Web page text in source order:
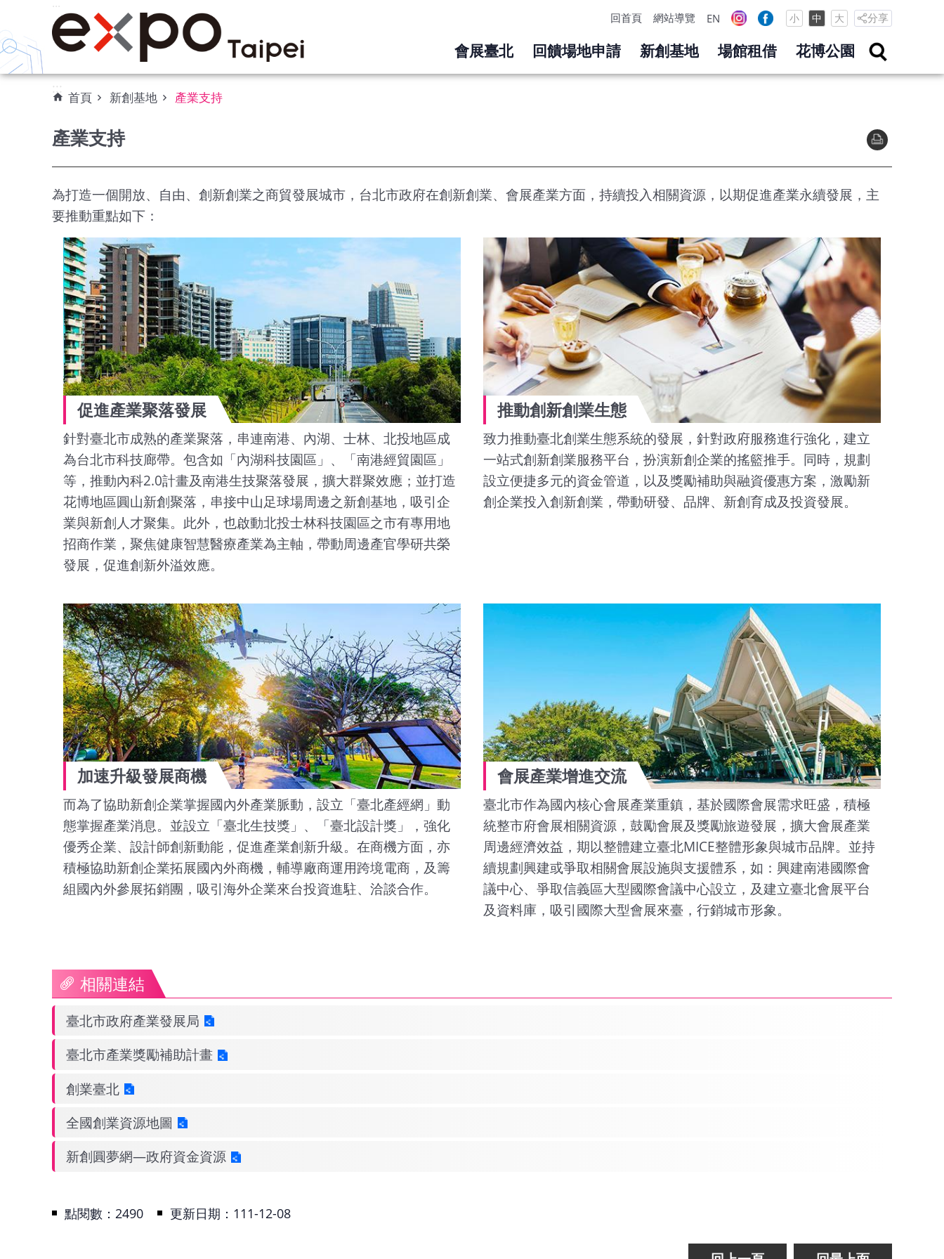
跳到主要內容區塊
:::
回首頁 網站導覽 EN 小 中 大 分享
會展臺北 回饋場地申請 新創基地 場館租借 花博公園
:::
首頁 新創基地 產業支持
產業支持
為打造一個開放、自由、創新創業之商貿發展城市，台北市政府在創新創業、會展產業方面，持續投入相關資源，以期促進產業永續發展，主
要推動重點如下：
促進產業聚落發展
針對臺北市成熟的產業聚落，串連南港、內湖、士林、北投地區成
為台北市科技廊帶。包含如「內湖科技園區」、「南港經貿園區」
等，推動內科2.0計畫及南港生技聚落發展，擴大群聚效應；並打造
花博地區圓山新創聚落，串接中山足球場周邊之新創基地，吸引企
業與新創人才聚集。此外，也啟動北投士林科技園區之市有專用地
招商作業，聚焦健康智慧醫療產業為主軸，帶動周邊產官學研共榮
發展，促進創新外溢效應。
推動創新創業生態
致力推動臺北創業生態系統的發展，針對政府服務進行強化，建立
一站式創新創業服務平台，扮演新創企業的搖籃推手。同時，規劃
設立便捷多元的資金管道，以及獎勵補助與融資優惠方案，激勵新
創企業投入創新創業，帶動研發、品牌、新創育成及投資發展。
加速升級發展商機
而為了協助新創企業掌握國內外產業脈動，設立「臺北產經網」動
態掌握產業消息。並設立「臺北生技獎」、「臺北設計獎」，強化
優秀企業、設計師創新動能，促進產業創新升級。在商機方面，亦
積極協助新創企業拓展國內外商機，輔導廠商運用跨境電商，及籌
組國內外參展拓銷團，吸引海外企業來台投資進駐、洽談合作。
會展產業增進交流
臺北市作為國內核心會展產業重鎮，基於國際會展需求旺盛，積極
統整市府會展相關資源，鼓勵會展及獎勵旅遊發展，擴大會展產業
周邊經濟效益，期以整體建立臺北MICE整體形象與城市品牌。並持
續規劃興建或爭取相關會展設施與支援體系，如：興建南港國際會
議中心、爭取信義區大型國際會議中心設立，及建立臺北會展平台
及資料庫，吸引國際大型會展來臺，行銷城市形象。
相關連結
臺北市政府產業發展局
臺北市產業獎勵補助計畫
創業臺北
全國創業資源地圖
新創圓夢網—政府資金資源
點閱數： 2490 更新日期： 111-12-08